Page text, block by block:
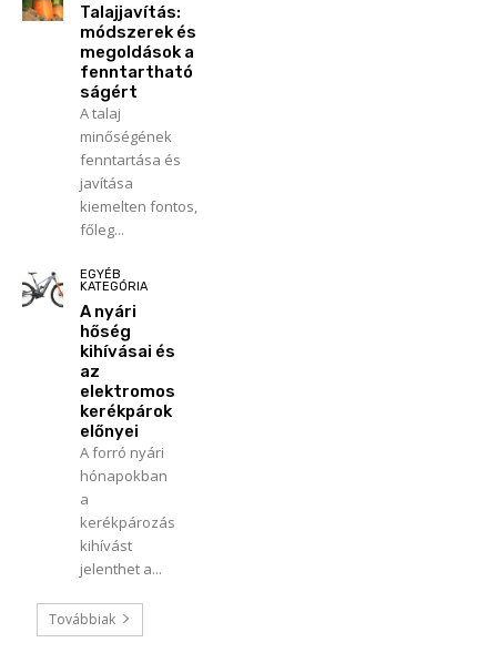
Talajjavítás:
módszerek és
megoldások a
fenntartható
ságért
A talaj
minőségének
fenntartása és
javítása
kiemelten fontos,
főleg...
EGYÉB
KATEGÓRIA
A nyári
hőség
kihívásai és
az
elektromos
kerékpárok
előnyei
A forró nyári
hónapokban
a
kerékpározás
kihívást
jelenthet a...
Továbbiak